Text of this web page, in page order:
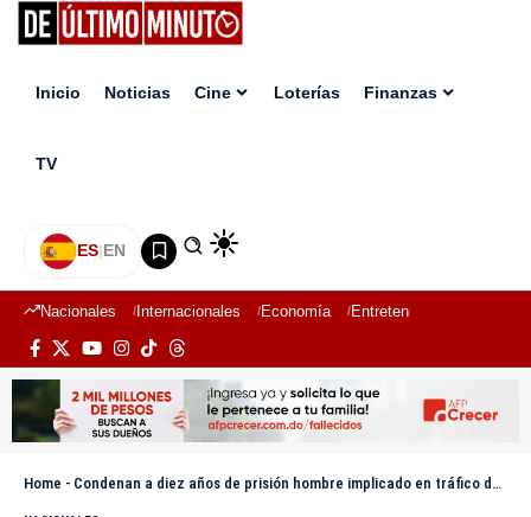
Inicio Noticias Cine Loterías Finanzas
TV
ES|EN
Nacionales Internacionales Economía Entretenimiento
Home - Condenan a diez años de prisión hombre implicado en tráfico de drogas en Las Terrenas